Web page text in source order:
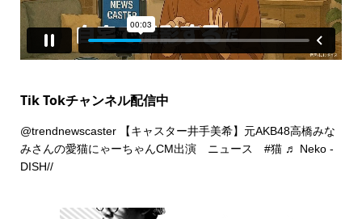
Tik Tokチャンネル配信中
@trendnewscaster【キャスター井手美希】元AKB48高橋みな
みさんの愛猫にゃーちゃんCM出演 ニュース #猫 ♬ Neko -
DISH//